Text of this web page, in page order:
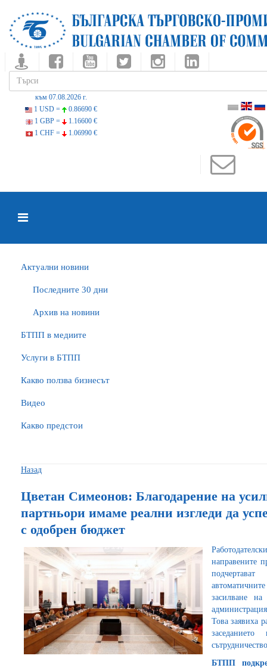
към 07.08.2026 г.
1 USD =
0.86690 €
1 GBP =
1.16600 €
1 CHF =
1.06990 €
Актуални новини
Последните 30 дни
Архив на новини
БTПП в медиите
Услуги в БТПП
Какво ползва бизнесът
Видео
Какво предстои
Назад
Цветан Симеонов: Благодарение на
партньори имаме реални изгледи да
с одобрен бюджет
направените
засилване
Това заявиха
сътрудничество
БТПП